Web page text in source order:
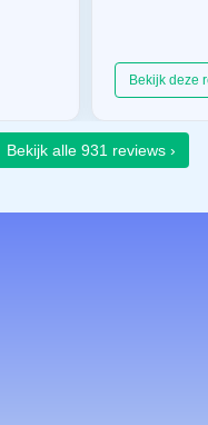
Bekijk deze
Bekijk alle 931 reviews ›